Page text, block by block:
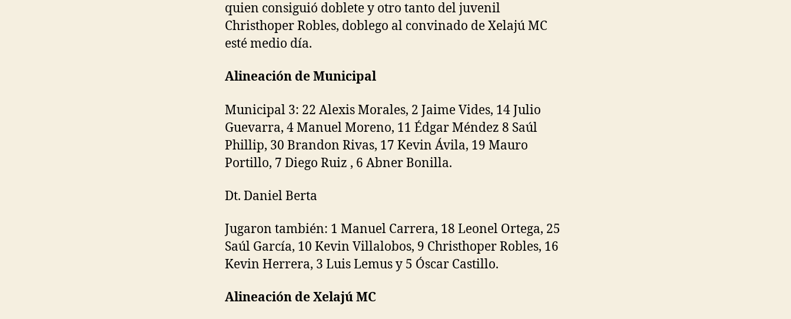
quien consiguió doblete y otro tanto del juvenil
Christhoper Robles, doblego al convinado de Xelajú MC
esté medio día.
Alineación de Municipal
Municipal 3: 22 Alexis Morales, 2 Jaime Vides, 14 Julio
Guevarra, 4 Manuel Moreno, 11 Édgar Méndez 8 Saúl
Phillip, 30 Brandon Rivas, 17 Kevin Ávila, 19 Mauro
Portillo, 7 Diego Ruiz , 6 Abner Bonilla.
Dt. Daniel Berta
Jugaron también: 1 Manuel Carrera, 18 Leonel Ortega, 25
Saúl García, 10 Kevin Villalobos, 9 Christhoper Robles, 16
Kevin Herrera, 3 Luis Lemus y 5 Óscar Castillo.
Alineación de Xelajú MC